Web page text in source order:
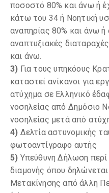
ποσοστό 80% και άνω ή
κάτω του 34 ή Νοητική
αναπηρίας 80% και άνω ή
αναπτυξιακές
και άνω.
3) Για τους υπηκόους
καταστεί ανίκανοι για
ατύχημα σε Ελληνικό
νοσηλείας από Δημόσιο
νοσηλείας μετά από
4) Δελτία αστυνομικής
φωτοαντίγραφο αυτής
5) Υπεύθυνη Δήλωση περί
διαμονής όπου
Μετακίνησης από άλλη